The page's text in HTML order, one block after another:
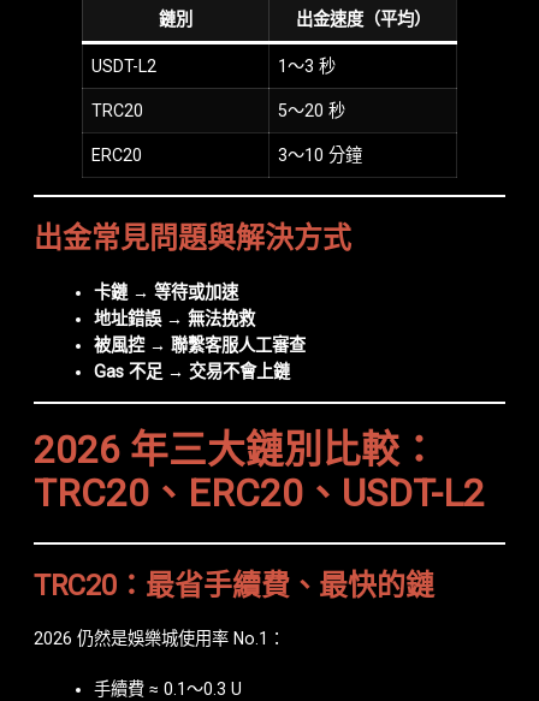
鏈別 出金速度（平均）
USDT-L2 1～3 秒
TRC20 5～20 秒
ERC20 3～10 分鐘
出金常見問題與解決方式
卡鏈 → 等待或加速
地址錯誤 → 無法挽救
被風控 → 聯繫客服人工審查
Gas 不足 → 交易不會上鏈
2026 年三大鏈別比較：
TRC20、ERC20、USDT-L2
TRC20：最省手續費、最快的鏈
2026 仍然是娛樂城使用率 No.1：
手續費 ≈ 0.1～0.3 U